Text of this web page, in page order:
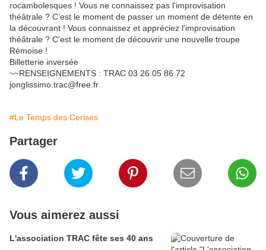
rocambolesques ! Vous ne connaissez pas l'improvisation
théâtrale ? C’est le moment de passer un moment de détente en
la découvrant ! Vous connaissez et appréciez l'improvisation
théâtrale ? C'est le moment de découvrir une nouvelle troupe
Rémoise !
Billetterie inversée
~~RENSEIGNEMENTS : TRAC 03 26 05 86 72
jonglissimo.trac@free.fr
#Le Temps des Cerises
Partager
Vous aimerez aussi
L'association TRAC fête ses 40 ans